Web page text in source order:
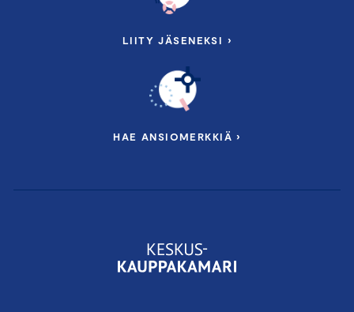
LIITY JÄSENEKSI ›
HAE ANSIOMERKKIÄ ›